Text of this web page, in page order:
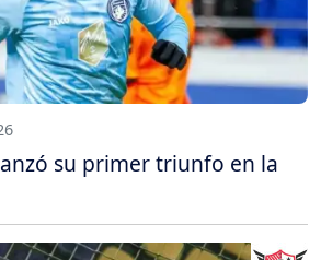
su primer triunfo en la